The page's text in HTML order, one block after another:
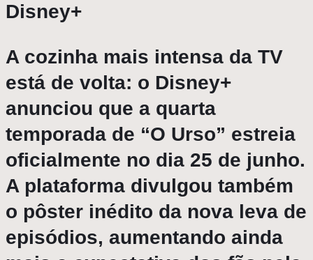
Disney+
A cozinha mais intensa da TV
está de volta: o Disney+
anunciou que a quarta
temporada de “O Urso” estreia
oficialmente no dia 25 de junho.
A plataforma divulgou também
o pôster inédito da nova leva de
episódios, aumentando ainda